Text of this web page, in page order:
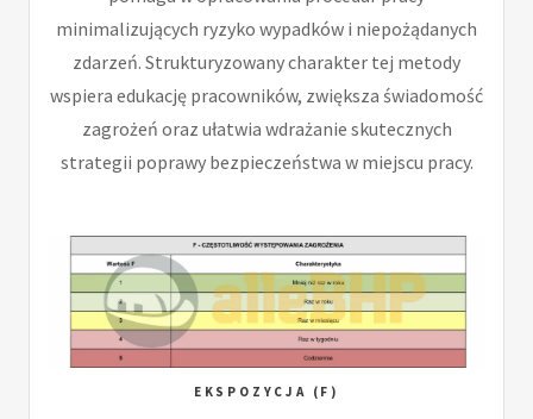
minimalizujących ryzyko wypadków i niepożądanych
zdarzeń. Strukturyzowany charakter tej metody
wspiera edukację pracowników, zwiększa świadomość
zagrożeń oraz ułatwia wdrażanie skutecznych
strategii poprawy bezpieczeństwa w miejscu pracy.
EKSPOZYCJA (F)